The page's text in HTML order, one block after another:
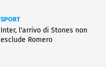
SPORT
Inter, l'arrivo di Stones non
esclude Romero